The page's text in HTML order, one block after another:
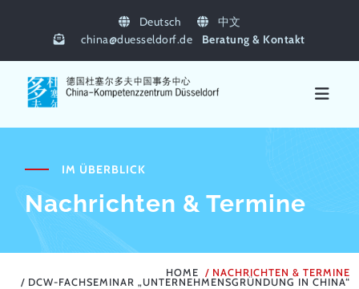
Deutsch
中文
china@duesseldorf.de Beratung & Kontakt
IM ÜBERBLICK
Nachrichten & Termine
HOME
NACHRICHTEN & TERMINE
DCW-FACHSEMINAR „UNTERNEHMENSGRÜNDUNG IN CHINA“